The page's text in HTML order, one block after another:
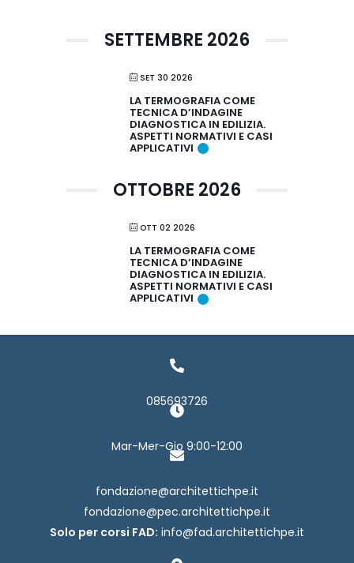
SETTEMBRE 2026
SET 30 2026
LA TERMOGRAFIA COME
TECNICA D’INDAGINE
DIAGNOSTICA IN EDILIZIA.
ASPETTI NORMATIVI E CASI
APPLICATIVI
OTTOBRE 2026
OTT 02 2026
LA TERMOGRAFIA COME
TECNICA D’INDAGINE
DIAGNOSTICA IN EDILIZIA.
ASPETTI NORMATIVI E CASI
APPLICATIVI
085693726
Mar-Mer-Gio 9:00-12:00
fondazione@architettichpe.it
fondazione@pec.architettichpe.it
Solo per corsi FAD: info@fad.architettichpe.it